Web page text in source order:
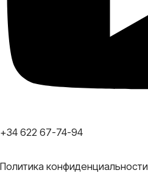
+34 622 67-74-94
Политика конфиденциальности